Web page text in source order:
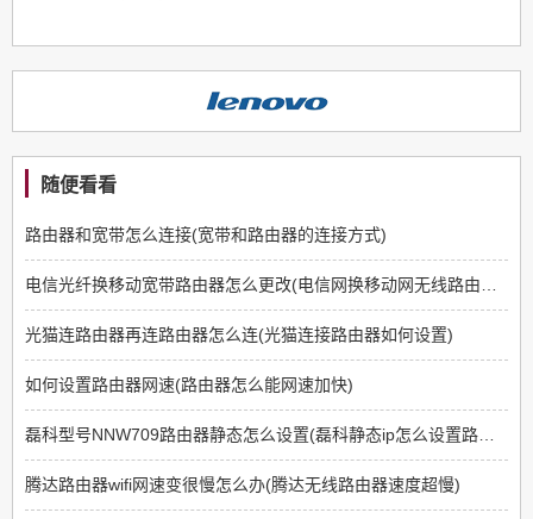
随便看看
路由器和宽带怎么连接(宽带和路由器的连接方式)
电信光纤换移动宽带路由器怎么更改(电信网换移动网无线路由器怎么设置)
光猫连路由器再连路由器怎么连(光猫连接路由器如何设置)
如何设置路由器网速(路由器怎么能网速加快)
磊科型号NNW709路由器静态怎么设置(磊科静态ip怎么设置路由器)
腾达路由器wifi网速变很慢怎么办(腾达无线路由器速度超慢)